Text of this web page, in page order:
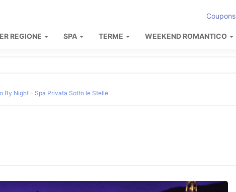
Coupons
REGIONE SPA TERME WEEKEND ROMANTICO
By Night – Spa Privata Sotto le Stelle